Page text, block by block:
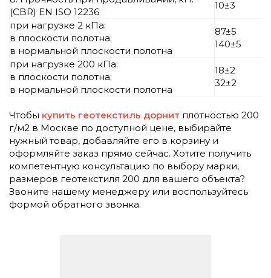
(CBR) EN ISO 12236
10±3
при нагрузке 2 кПа:
в плоскости полотна;
в нормальной плоскости полотна
87±5
140±5
при нагрузке 200 кПа:
в плоскости полотна;
в нормальной плоскости полотна
18±2
32±2
Чтобы купить геотекстиль дорнит плотностью 200
г/м2 в Москве по доступной цене, выбирайте
нужный товар, добавляйте его в корзину и
оформляйте заказ прямо сейчас. Хотите получить
компетентную консультацию по выбору марки,
размеров геотекстиля 200 для вашего объекта?
Звоните нашему менеджеру или воспользуйтесь
формой обратного звонка.